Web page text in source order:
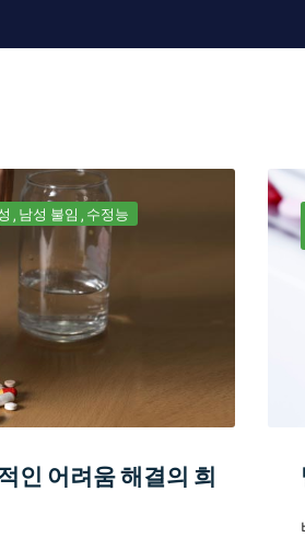
남성 불임 수정능
인 어려움 해결의 희